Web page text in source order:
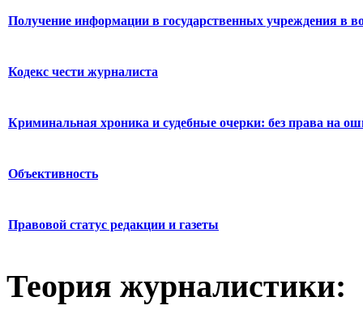
Получение информации в государственных учреждения в
Кодекс чести журналиста
Криминальная хроника и судебные очерки: без права на
Объективность
Правовой статус редакции и газеты
Теория журналистики: